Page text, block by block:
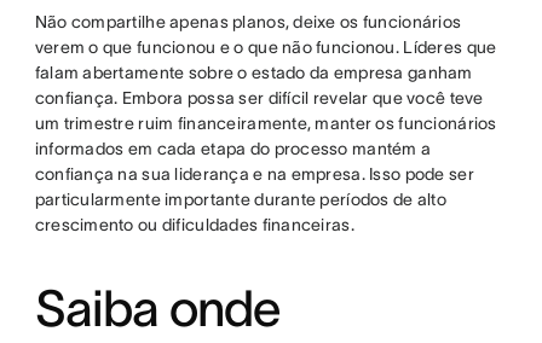
Não compartilhe apenas planos, deixe os funcionários
verem o que funcionou e o que não funcionou. Líderes que
falam abertamente sobre o estado da empresa ganham
confiança. Embora possa ser difícil revelar que você teve
um trimestre ruim financeiramente, manter os funcionários
informados em cada etapa do processo mantém a
confiança na sua liderança e na empresa. Isso pode ser
particularmente importante durante períodos de alto
crescimento ou dificuldades financeiras.
Saiba onde